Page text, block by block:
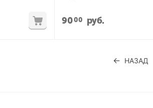
9000 руб.
НАЗАД